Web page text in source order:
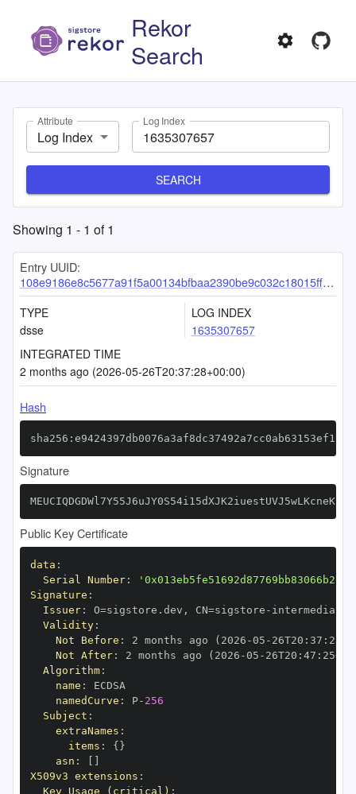
Rekor
Search
Attribute
Log Index
Log Index
SEARCH
Showing 1 - 1 of1
Entry UUID:
108e9186e8c5677a91f5a00134bfbaa2390be9c032c18015ff0f835de9da8a1209863a172a9f59b3
TYPE
dsse
LOG INDEX
1635307657
INTEGRATED TIME
2 months ago (2026-05-26T20:37:28+00:00)
Hash
Signature
Public Key Certificate
data :
Serial Number:
Signature :
Issuer: O=sigstore.dev , CN=sigstore -
Validity:
Not Before : 2 months ago (2026 -05 - 26T20 : 37 :
Not After: 2 months ago (2026 -05 - 26T20 : 47 : 25+00
Algorithm:
name :
namedCurve : P- 256
Subject :
extraNames :
items : { }
asn :
X509v3 extensions :
Key Usage (critical) :